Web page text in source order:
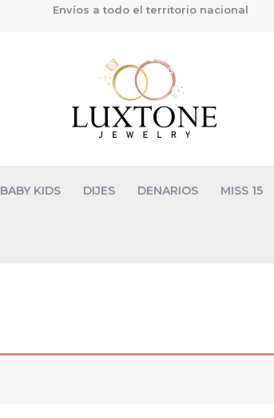
Envíos a todo el territorio nacional
BABY KIDS DIJES DENARIOS MISS 15